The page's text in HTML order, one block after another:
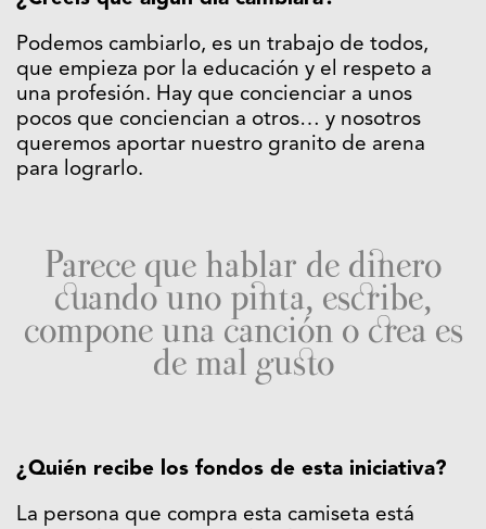
Podemos cambiarlo, es un trabajo de todos,
que empieza por la educación y el respeto a
una profesión. Hay que concienciar a unos
pocos que conciencian a otros… y nosotros
queremos aportar nuestro granito de arena
para lograrlo.
Parece que hablar de dinero
cuando uno pinta, escribe,
compone una canción o crea es
de mal gusto
¿Quién recibe los fondos de esta iniciativa?
La persona que compra esta camiseta está